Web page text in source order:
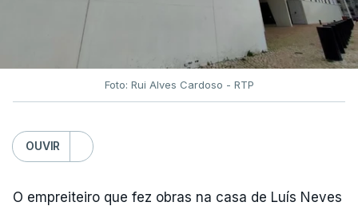
Foto: Rui Alves Cardoso - RTP
OUVIR
O empreiteiro que fez obras na casa de Luís Neves